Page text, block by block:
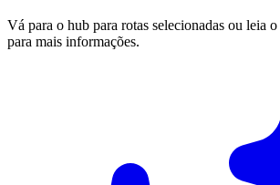
Vá para o hub para rotas selecionadas ou leia
para mais informações.